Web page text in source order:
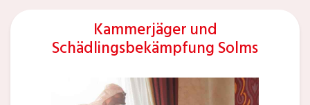
Kammerjäger und
Schädlingsbekämpfung Solms